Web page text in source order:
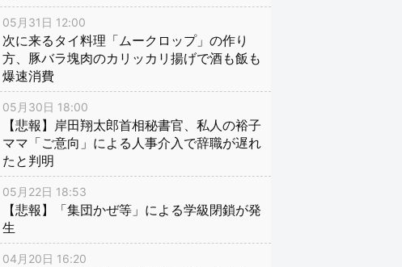
05月31日 12:00
次に来るタイ料理「ムークロップ」の作り
方、豚バラ塊肉のカリッカリ揚げで酒も飯も
爆速消費
05月30日 18:00
【悲報】岸田翔太郎首相秘書官、私人の裕子
ママ「ご意向」による人事介入で辞職が遅れ
たと判明
05月22日 18:53
【悲報】「集団かぜ等」による学級閉鎖が発
生
04月20日 16:20